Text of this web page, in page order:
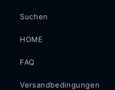
Suchen
HOME
FAQ
Versandbedingungen